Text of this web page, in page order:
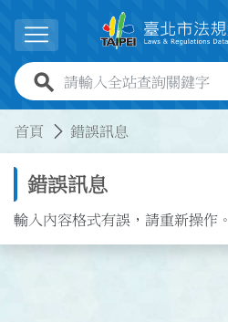
展開選單
全站查詢關鍵字欄位
首頁 錯誤訊息
錯誤訊息
輸入內容格式有誤，請重新操作。